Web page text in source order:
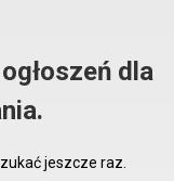
dla
jeszcze raz.